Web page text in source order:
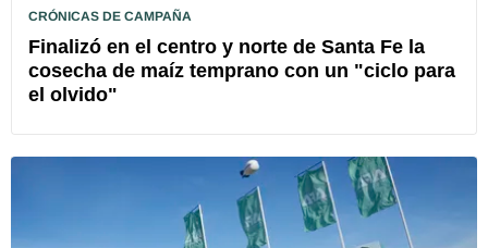
CRÓNICAS DE CAMPAÑA
Finalizó en el centro y norte de Santa Fe la
cosecha de maíz temprano con un "ciclo para
el olvido"